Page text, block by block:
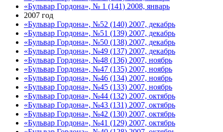
«Бульвар Гордона», № 1 (141) 2008, январь
2007 год
«Бульвар Гордона», №52 (140) 2007, декабрь
«Бульвар Гордона», №51 (139) 2007, декабрь
«Бульвар Гордона», №50 (138) 2007, декабрь
«Бульвар Гордона», №49 (137) 2007, декабрь
«Бульвар Гордона», №48 (136) 2007, ноябрь
«Бульвар Гордона», №47 (135) 2007, ноябрь
«Бульвар Гордона», №46 (134) 2007, ноябрь
«Бульвар Гордона», №45 (133) 2007, ноябрь
«Бульвар Гордона», №44 (132) 2007, октябрь
«Бульвар Гордона», №43 (131) 2007, октябрь
«Бульвар Гордона», №42 (130) 2007, октябрь
«Бульвар Гордона», №41 (129) 2007, октябрь